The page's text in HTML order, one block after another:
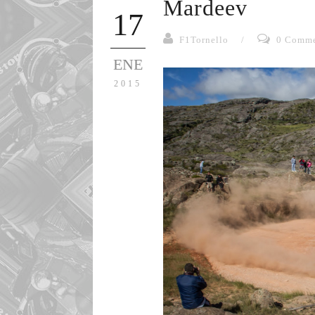
17
ENE
2015
Mardeev
F1Tornello / 0